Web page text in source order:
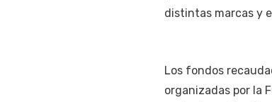
distintas marcas y
Los fondos
organizadas por la